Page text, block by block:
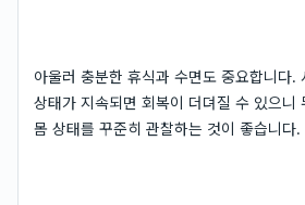
아울러 충분한 휴식과 수면도 중요합니다.
상태가 지속되면 회복이 더뎌질 수 있으니
몸 상태를 꾸준히 관찰하는 것이 좋습니다.